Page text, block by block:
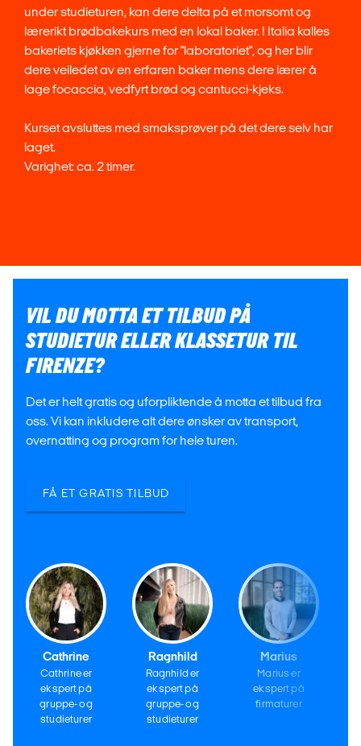
under studieturen, kan dere delta på et morsomt og
lærerikt brødbakekurs med en lokal baker. I Italia kalles
bakeriets kjøkken gjerne for "laboratoriet", og her blir
dere veiledet av en erfaren baker mens dere lærer å
lage focaccia, vedfyrt brød og cantucci-kjeks.
Kurset avsluttes med smaksprøver på det dere selv har
laget.
Varighet: ca. 2 timer.
VIL DU MOTTA ET TILBUD PÅ
STUDIETUR ELLER KLASSETUR TIL
FIRENZE?
Det er helt gratis og uforpliktende å motta et tilbud fra
oss. Vi kan inkludere alt dere ønsker av transport,
overnatting og program for hele turen.
FÅ ET GRATIS TILBUD
Cathrine
Cathrine er
ekspert på
gruppe- og
studieturer
Ragnhild
Ragnhild er
ekspert på
gruppe- og
studieturer
Marius
Marius er
ekspert på
firmaturer